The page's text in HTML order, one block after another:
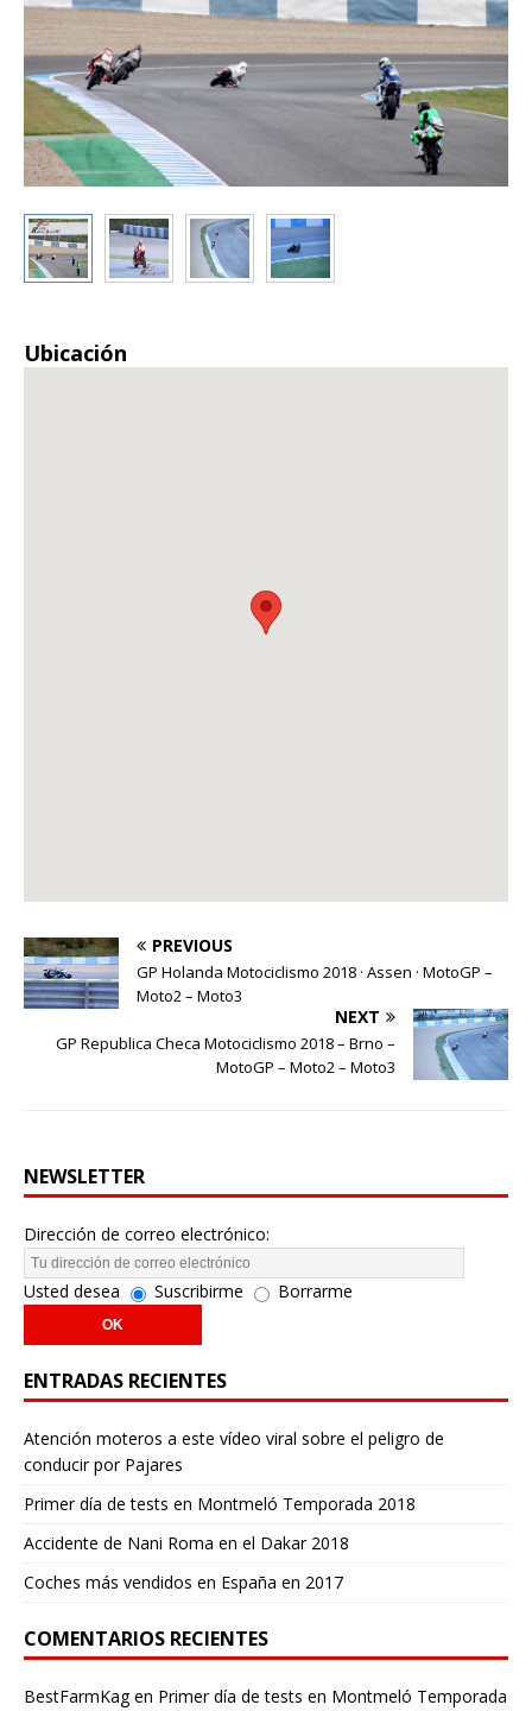
Ubicación
PREVIOUS
GP Holanda Motociclismo 2018 · Assen · MotoGP –
Moto2 – Moto3
NEXT
GP Republica Checa Motociclismo 2018 – Brno –
MotoGP – Moto2 – Moto3
NEWSLETTER
Dirección de correo electrónico:
Usted desea Suscribirme Borrarme
ENTRADAS RECIENTES
Atención moteros a este vídeo viral sobre el peligro de
conducir por Pajares
Primer día de tests en Montmeló Temporada 2018
Accidente de Nani Roma en el Dakar 2018
Coches más vendidos en España en 2017
COMENTARIOS RECIENTES
BestFarmKagen Primer día de tests en Montmeló Temporada